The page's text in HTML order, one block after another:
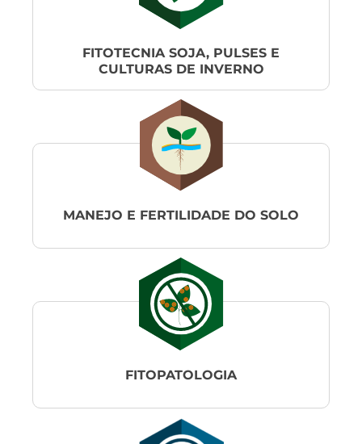
FITOTECNIA SOJA, PULSES E
CULTURAS DE INVERNO
MANEJO E FERTILIDADE DO SOLO
FITOPATOLOGIA